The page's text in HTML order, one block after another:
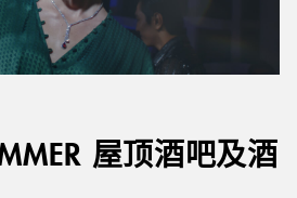
屋顶酒吧及酒